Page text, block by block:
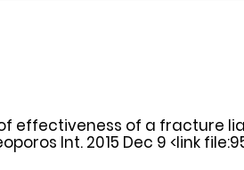
effectiveness of a fracture
Int. 2015 Dec 9 <link